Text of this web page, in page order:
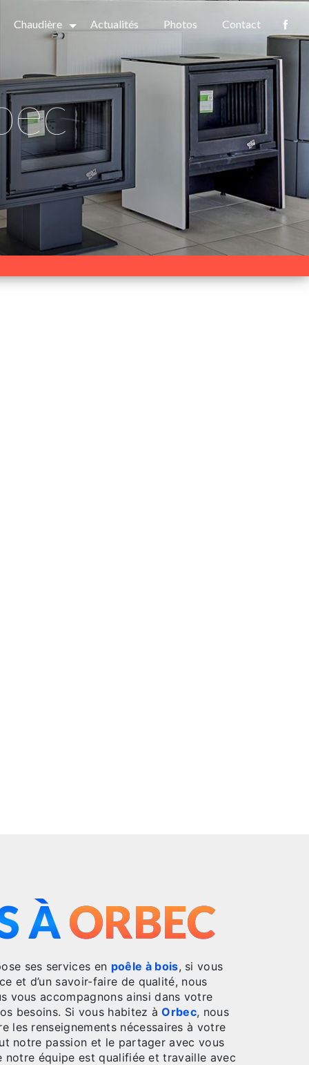
Chaudière Actualités Photos Contact
ÀORBEC
ses services en poêle à bois, si vous
et d’un savoir-faire de qualité, nous
vous accompagnons ainsi dans votre
besoins. Si vous habitez àOrbec, nous
les renseignements nécessaires à votre
notre passion et le partager avec vous
équipe est qualifiée et travaille avec